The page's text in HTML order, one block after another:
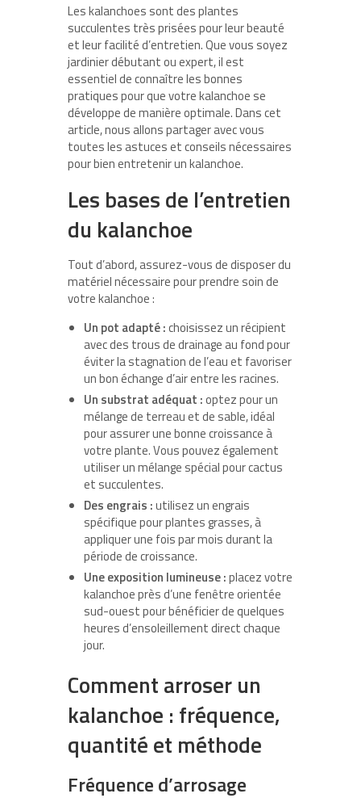
Les kalanchoes sont des plantes
succulentes très prisées pour leur beauté
et leur facilité d’entretien. Que vous soyez
jardinier débutant ou expert, il est
essentiel de connaître les bonnes
pratiques pour que votre kalanchoe se
développe de manière optimale. Dans cet
article, nous allons partager avec vous
toutes les astuces et conseils nécessaires
pour bien entretenir un kalanchoe.
Les bases de l’entretien
du kalanchoe
Tout d’abord, assurez-vous de disposer du
matériel nécessaire pour prendre soin de
votre kalanchoe :
Un pot adapté :choisissez un récipient
avec des trous de drainage au fond pour
éviter la stagnation de l’eau et favoriser
un bon échange d’air entre les racines.
Un substrat adéquat :optez pour un
mélange de terreau et de sable, idéal
pour assurer une bonne croissance à
votre plante. Vous pouvez également
utiliser un mélange spécial pour cactus
et succulentes.
Des engrais :utilisez un engrais
spécifique pour plantes grasses, à
appliquer une fois par mois durant la
période de croissance.
Une exposition lumineuse :placez votre
kalanchoe près d’une fenêtre orientée
sud-ouest pour bénéficier de quelques
heures d’ensoleillement direct chaque
jour.
Comment arroser un
kalanchoe : fréquence,
quantité et méthode
Fréquence d’arrosage